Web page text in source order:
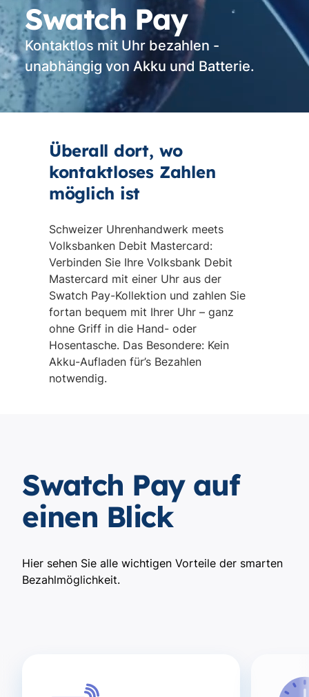
Swatch Pay
Kontaktlos mit Uhr bezahlen -
unabhängig von Akku und Batterie.
Überall dort, wo
kontaktloses Zahlen
möglich ist
Schweizer Uhrenhandwerk meets
Volksbanken Debit Mastercard:
Verbinden Sie Ihre Volksbank Debit
Mastercard mit einer Uhr aus der
Swatch Pay-Kollektion und zahlen Sie
fortan bequem mit Ihrer Uhr – ganz
ohne Griff in die Hand- oder
Hosentasche. Das Besondere: Kein
Akku-Aufladen für’s Bezahlen
notwendig.
Swatch Pay auf
einen Blick
Hier sehen Sie alle wichtigen Vorteile der smarten
Bezahlmöglichkeit.